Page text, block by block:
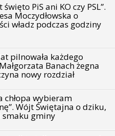
święto PiS ani KO czy PSL”.
Moczydłowska o
władz podczas godziny
pilnowała każdego
Banach żegna
nowy rozdział
chłopa wybieram
Wójt Świętajna o dziku,
gminy